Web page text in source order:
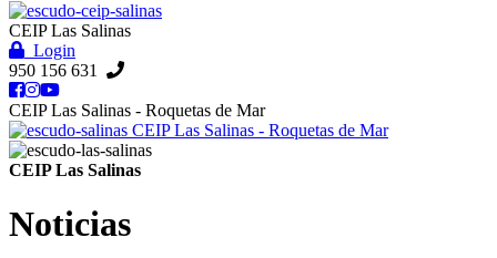
CEIP Las Salinas
Login
950 156 631
CEIP Las Salinas - Roquetas de Mar
CEIP Las Salinas - Roquetas de Mar
CEIP Las Salinas
Noticias